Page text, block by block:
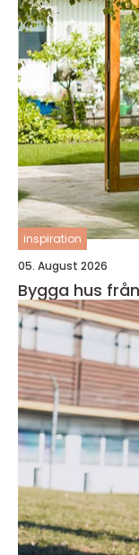
inspiration
05. August 2026